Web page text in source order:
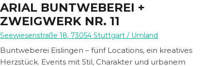
ARIAL BUNTWEBEREI +
ZWEIGWERK NR. 11
Seewiesenstraße 18, 73054 Stuttgart / Umland
Buntweberei Eislingen – fünf Locations, ein kreatives
Herzstück. Events mit Stil, Charakter und urbanem